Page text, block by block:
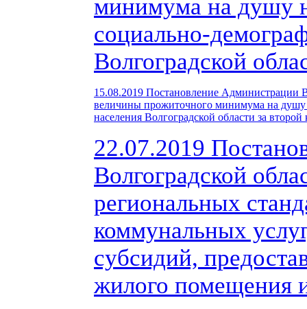
минимума на душу
социально-
Волгоградской
15.08.2019 Постановление Администрации
величины прожиточного минимума на душу
населения Волгоградской области за второй
22.07.2019
Волгоградской
региональных
коммунальных
субсидий,
жилого помещения